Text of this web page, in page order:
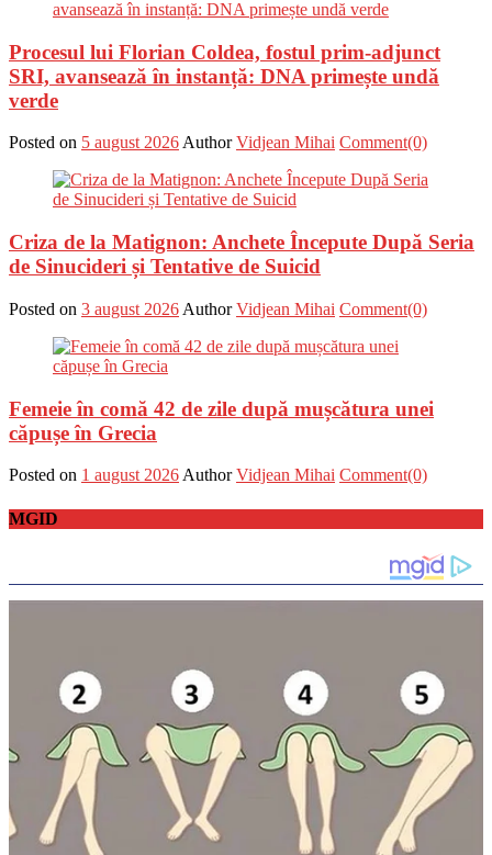
Procesul lui Florian Coldea, fostul prim-adjunct
SRI, avansează în instanță: DNA primește undă
verde
Posted on 5 august 2026Author Vidjean Mihai Comment(0)
Criza de la Matignon: Anchete Începute După Seria
de Sinucideri și Tentative de Suicid
Posted on 3 august 2026 Author Vidjean Mihai Comment(0)
Femeie în comă 42 de zile după mușcătura unei
căpușe în Grecia
Posted on 1 august 2026 Author Vidjean Mihai Comment(0)
MGID